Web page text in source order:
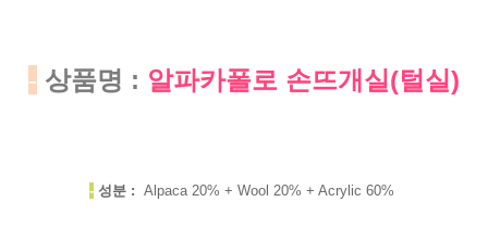
- 상품명 : 알파카폴로 손뜨개실(털실)
- 성분 : Alpaca 20% + Wool 20% + Acrylic 60%